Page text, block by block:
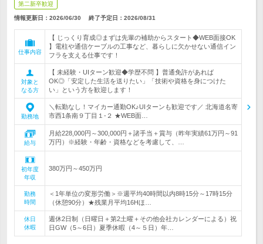
第二新卒歓迎
情報更新日：2026/06/30 終了予定日： 2026/08/31
仕事内容
【 じっくり育成◎まずは先輩の補助からスタート◆WEB面接OK
】電柱や通信ケーブルの工事など、暮らしに欠かせない通信イン
フラを支える仕事です！
対象と
なる方
【 未経験・UIターン歓迎◆学歴不問 】普通免許があれば
OK◎「安定した生活を送りたい」「技術や資格を身につけた
い」という方を歓迎します！
勤務地
＼転勤なし！マイカー通勤OK♪UIターンも歓迎です／ 北海道名寄
市西1条南９丁目１-２ ★WEB面…
給与
月給228,000円～300,000円＋諸手当＋賞与（昨年実績61万円～91
万円）※経験・年齢・資格などを考慮して、…
初年度
年収
380万円～450万円
勤務
時間
＜1年単位の変形労働＞※週平均40時間以内8時15分～17時15分
（休憩90分）★残業月平均16Hほ…
休日
休暇
週休2日制（日曜日＋第2土曜＋その他会社カレンダーによる）祝
日GW（5～6日）夏季休暇（4～５日）年…